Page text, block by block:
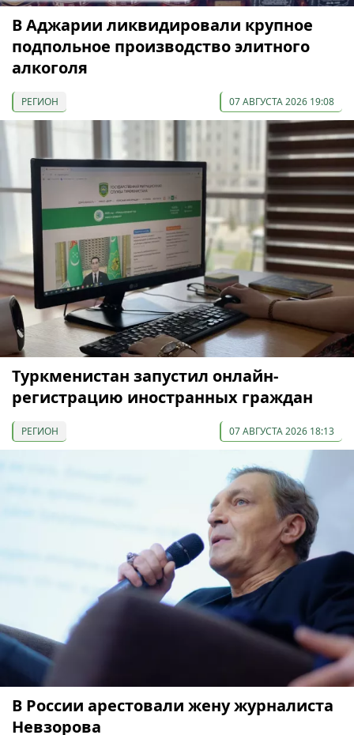
В Аджарии ликвидировали крупное
подпольное производство элитного
алкоголя
РЕГИОН 07 АВГУСТА 2026 19:08
Туркменистан запустил онлайн-
регистрацию иностранных граждан
РЕГИОН 07 АВГУСТА 2026 18:13
В России арестовали жену журналиста
Невзорова